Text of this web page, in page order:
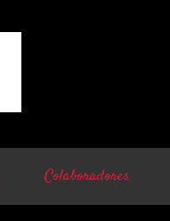
Colaboradores